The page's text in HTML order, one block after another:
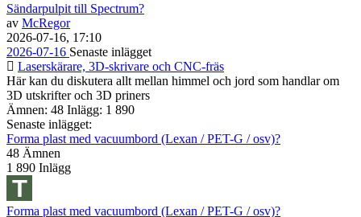
Sändarpulpit till Spectrum?
av McRegor
2026-07-16, 17:10
2026-07-16 Senaste inlägget
Laserskärare, 3D-skrivare och CNC-fräs
Här kan du diskutera allt mellan himmel och jord som handlar om
3D utskrifter och 3D priners
Ämnen: 48 Inlägg: 1 890
Senaste inlägget:
Forma plast med vacuumbord (Lexan / PET-G / osv)?
48 Ämnen
1 890 Inlägg
Forma plast med vacuumbord (Lexan / PET-G / osv)?